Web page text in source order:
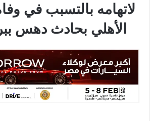
لاتهامه بالتسبب في
الأهلي بحادث دهس